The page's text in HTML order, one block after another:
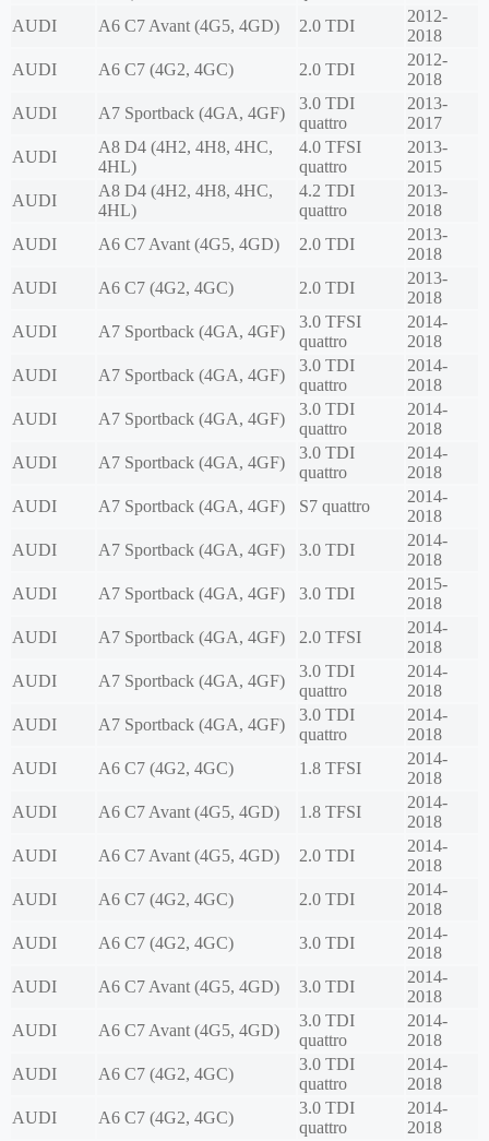
AUDI
A6 C7 Avant (4G5, 4GD) 2.0 TDI
2012-
2018
AUDI
A6 C7 (4G2, 4GC) 2.0 TDI
2012-
2018
AUDI
A7 Sportback (4GA, 4GF)
3.0 TDI
quattro
2013-
2017
AUDI
A8 D4 (4H2, 4H8, 4HC,
4HL)
4.0 TFSI
quattro
2013-
2015
AUDI
A8 D4 (4H2, 4H8, 4HC,
4HL)
4.2 TDI
quattro
2013-
2018
AUDI
A6 C7 Avant (4G5, 4GD) 2.0 TDI
2013-
2018
AUDI
A6 C7 (4G2, 4GC) 2.0 TDI
2013-
2018
AUDI
A7 Sportback (4GA, 4GF)
3.0 TFSI
quattro
2014-
2018
AUDI
A7 Sportback (4GA, 4GF)
3.0 TDI
quattro
2014-
2018
AUDI
A7 Sportback (4GA, 4GF)
3.0 TDI
quattro
2014-
2018
AUDI
A7 Sportback (4GA, 4GF)
3.0 TDI
quattro
2014-
2018
AUDI
A7 Sportback (4GA, 4GF) S7 quattro
2014-
2018
AUDI
A7 Sportback (4GA, 4GF) 3.0 TDI
2014-
2018
AUDI
A7 Sportback (4GA, 4GF) 3.0 TDI
2015-
2018
AUDI
A7 Sportback (4GA, 4GF) 2.0 TFSI
2014-
2018
AUDI
A7 Sportback (4GA, 4GF)
3.0 TDI
quattro
2014-
2018
AUDI
A7 Sportback (4GA, 4GF)
3.0 TDI
quattro
2014-
2018
AUDI
A6 C7 (4G2, 4GC) 1.8 TFSI
2014-
2018
AUDI
A6 C7 Avant (4G5, 4GD) 1.8 TFSI
2014-
2018
AUDI
A6 C7 Avant (4G5, 4GD) 2.0 TDI
2014-
2018
AUDI
A6 C7 (4G2, 4GC) 2.0 TDI
2014-
2018
AUDI
A6 C7 (4G2, 4GC) 3.0 TDI
2014-
2018
AUDI
A6 C7 Avant (4G5, 4GD) 3.0 TDI
2014-
2018
AUDI
A6 C7 Avant (4G5, 4GD)
3.0 TDI
quattro
2014-
2018
AUDI
A6 C7 (4G2, 4GC)
3.0 TDI
quattro
2014-
2018
AUDI
A6 C7 (4G2, 4GC)
3.0 TDI
quattro
2014-
2018